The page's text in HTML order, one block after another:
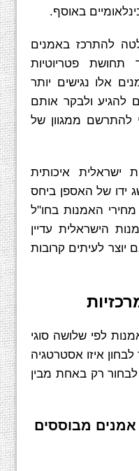
באוסף.
להתרכז באמנים
פטריוטיות
אלו נגישים יותר
להגיע ולבקר אותם
להתרשם ממגוון של
ישראלית איכותית
ידו של האספן ביחס
מחירי האמנות בחו"ל
הישראלית עדיין
לעיתים קרובות
לפי שלושה סוגי
איזו אסטרטגיה
רק באחת מבין
מבוססים